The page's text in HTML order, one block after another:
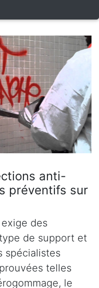
anti-
préventifs sur
des
de support et
spécialistes
telles
le